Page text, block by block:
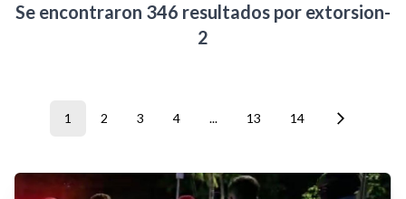
Se encontraron 346 resultados por extorsion-
2
1 2 3 4 ... 13 14